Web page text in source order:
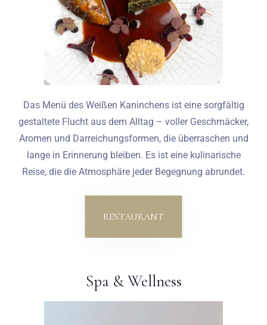
Das Menü des Weißen Kaninchens ist eine sorgfältig
gestaltete Flucht aus dem Alltag – voller Geschmäcker,
Aromen und Darreichungsformen, die überraschen und
lange in Erinnerung bleiben. Es ist eine kulinarische
Reise, die die Atmosphäre jeder Begegnung abrundet.
RESTAURANT
Spa & Wellness